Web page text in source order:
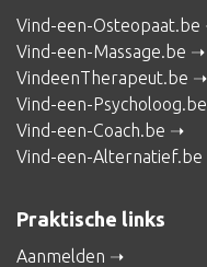
Vind-een-Osteopaat.be
Vind-een-Massage.be
VindeenTherapeut.be
Vind-een-Psycholoog.be
Vind-een-Coach.be
Vind-een-Alternatief.be
Praktische links
Aanmelden